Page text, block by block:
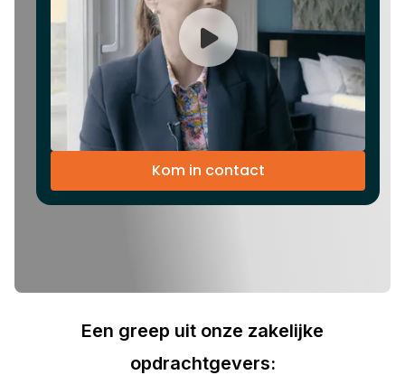

Kom in contact
Een greep uit onze zakelijke
opdrachtgevers: